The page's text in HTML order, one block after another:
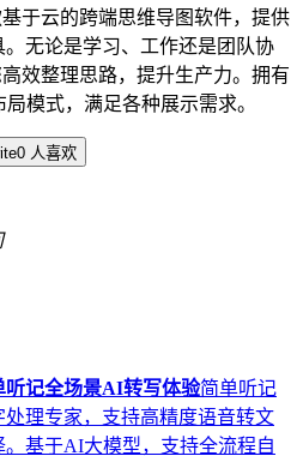
于云的跨端思维导图软件，提供
无论是学习、工作还是团队协
效整理思路，提升生产力。拥有
模式，满足各种展示需求。
0 人喜欢
听记全场景AI转写体验简单听记
理专家，支持高精度语音转文
基于AI大模型，支持全流程自